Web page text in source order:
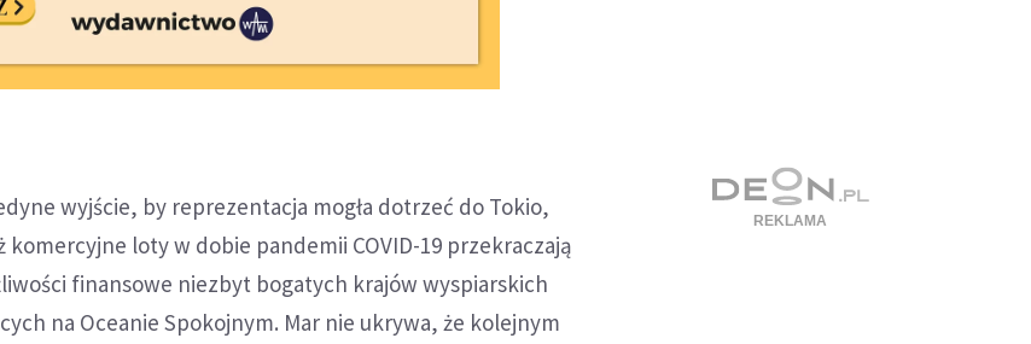
wyjście, by reprezentacja mogła dotrzeć do Tokio,
komercyjne loty w dobie pandemii COVID-19 przekraczają
finansowe niezbyt bogatych krajów wyspiarskich
na Oceanie Spokojnym. Mar nie ukrywa, że kolejnym